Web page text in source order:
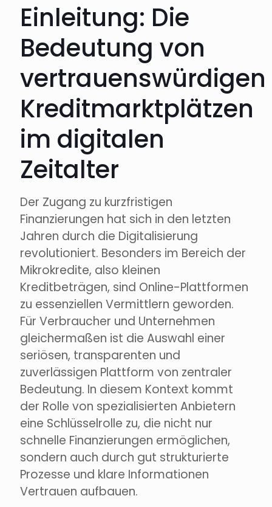
Einleitung: Die
Bedeutung von
vertrauenswürdigen
Kreditmarktplätzen
im digitalen
Zeitalter
Der Zugang zu kurzfristigen
Finanzierungen hat sich in den letzten
Jahren durch die Digitalisierung
revolutioniert. Besonders im Bereich der
Mikrokredite, also kleinen
Kreditbeträgen, sind Online-Plattformen
zu essenziellen Vermittlern geworden.
Für Verbraucher und Unternehmen
gleichermaßen ist die Auswahl einer
seriösen, transparenten und
zuverlässigen Plattform von zentraler
Bedeutung. In diesem Kontext kommt
der Rolle von spezialisierten Anbietern
eine Schlüsselrolle zu, die nicht nur
schnelle Finanzierungen ermöglichen,
sondern auch durch gut strukturierte
Prozesse und klare Informationen
Vertrauen aufbauen.